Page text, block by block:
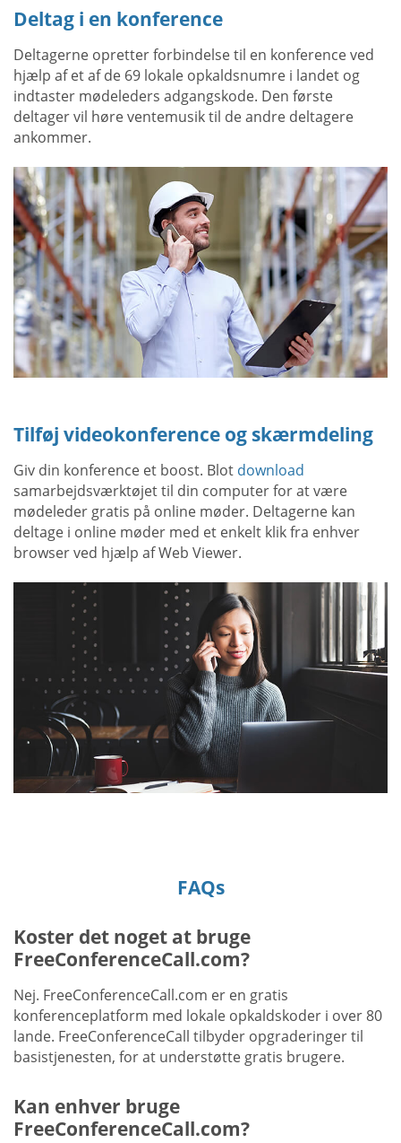
Deltag i en konference
Deltagerne opretter forbindelse til en konference ved
hjælp af et af de 69 lokale opkaldsnumre i landet og
indtaster mødeleders adgangskode. Den første
deltager vil høre ventemusik til de andre deltagere
ankommer.
Tilføj videokonference og skærmdeling
Giv din konference et boost. Blot download
samarbejdsværktøjet til din computer for at være
mødeleder gratis på online møder. Deltagerne kan
deltage i online møder med et enkelt klik fra enhver
browser ved hjælp af Web Viewer.
FAQs
Koster det noget at bruge
FreeConferenceCall.com?
Nej. FreeConferenceCall.com er en gratis
konferenceplatform med lokale opkaldskoder i over 80
lande. FreeConferenceCall tilbyder opgraderinger til
basistjenesten, for at understøtte gratis brugere.
Kan enhver bruge
FreeConferenceCall.com?